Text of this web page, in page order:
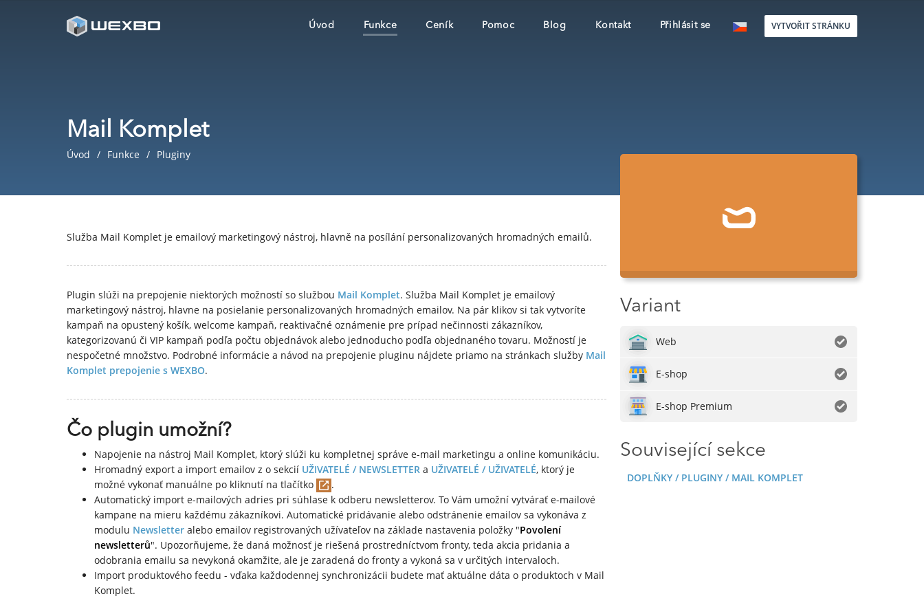
Úvod Funkce Ceník Pomoc Blog Kontakt Přihlásit se VYTVOŘIT STRÁNKU
Mail Komplet
Úvod Funkce Pluginy
Služba Mail Komplet je emailový marketingový nástroj, hlavně na posílání personalizovaných hromadných emailů.
Plugin slúži na prepojenie niektorých možností so službou Mail Komplet. Služba Mail Komplet je emailový
marketingový nástroj, hlavne na posielanie personalizovaných hromadných emailov. Na pár klikov si tak vytvoríte
kampaň na opustený košík, welcome kampaň, reaktivačné oznámenie pre prípad nečinnosti zákazníkov,
kategorizovanú či VIP kampaň podľa počtu objednávok alebo jednoducho podľa objednaného tovaru. Možností je
nespočetné množstvo. Podrobné informácie a návod na prepojenie pluginu nájdete priamo na stránkach služby Mail
Komplet prepojenie s WEXBO.
Čo plugin umožní?
Napojenie na nástroj Mail Komplet, ktorý slúži ku kompletnej správe e-mail marketingu a online komunikáciu.
Hromadný export a import emailov z o sekcií UŽIVATELÉ / NEWSLETTER a UŽIVATELÉ / UŽIVATELÉ, ktorý je
možné vykonať manuálne po kliknutí na tlačítko
.
Automatický import e-mailových adries pri súhlase k odberu newsletterov. To Vám umožní vytvárať e-mailové
kampane na mieru každému zákazníkovi. Automatické pridávanie alebo odstránenie emailov sa vykonáva z
modulu Newsletter alebo emailov registrovaných užívateľov na základe nastavenia položky "Povolení
newsletterů". Upozorňujeme, že daná možnosť je riešená prostredníctvom fronty, teda akcia pridania a
odobrania emailu sa nevykoná okamžite, ale je zaradená do fronty a vykoná sa v určitých intervaloch.
Import produktového feedu - vďaka každodennej synchronizácii budete mať aktuálne dáta o produktoch v Mail
Komplet.
Variant
Web
E-shop
E-shop Premium
Související sekce
DOPLŇKY / PLUGINY / MAIL KOMPLET